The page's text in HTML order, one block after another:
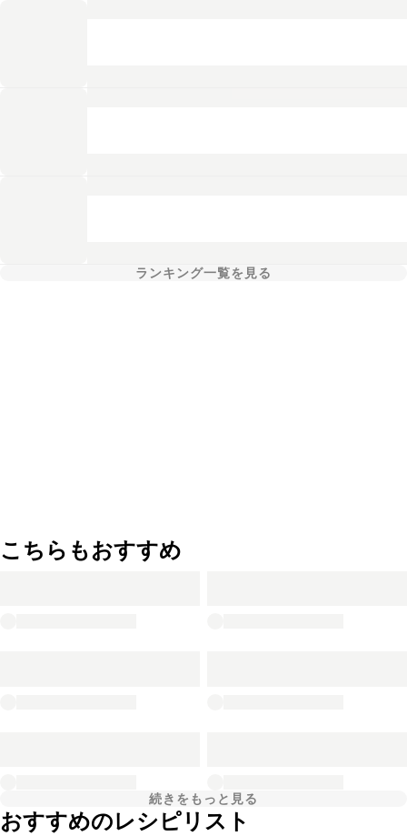
ランキング一覧を見る
こちらもおすすめ
続きをもっと見る
おすすめのレシピリスト